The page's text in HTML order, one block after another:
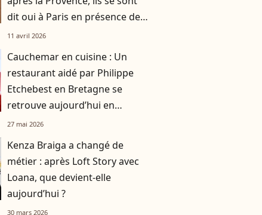
dit oui à Paris en présence de
plusieurs personnalités
11 avril 2026
Cauchemar en cuisine : Un
restaurant aidé par Philippe
Etchebest en Bretagne se
retrouve aujourd’hui en
liquidation
27 mai 2026
Kenza Braiga a changé de
métier : après Loft Story avec
Loana, que devient-elle
aujourd’hui ?
30 mars 2026